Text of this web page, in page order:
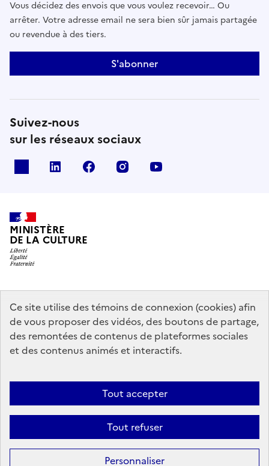
Ce site utilise des témoins de connexion (cookies) afin
de vous proposer des vidéos, des boutons de partage,
des remontées de contenus de plateformes sociales
et des contenus animés et interactifs.
Tout accepter
Tout refuser
Personnaliser
Vous décidez des envois que vous voulez recevoir… Ou
arrêter. Votre adresse email ne sera bien sûr jamais partagée
ou revendue à des tiers.
S'abonner
Suivez-nous
sur les réseaux sociaux
linkedin facebook instagram
MINISTÈRE
DE LA CULTURE
data.gouv.fr legifrance.gouv.fr
info.gouv.fr
service-public.gouv.fr
Contact Mentions légales
Accessibilité : partiellement conforme
Politique générale de protection des données
des témoins de connexion (cookies)
Plan du site
Sauf mention contraire, tous les contenus de ce site sont sous